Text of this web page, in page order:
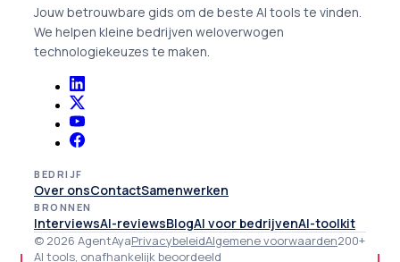
Jouw betrouwbare gids om de beste AI tools te vinden.
We helpen kleine bedrijven weloverwogen
technologiekeuzes te maken.
BEDRIJF
Over onsContactSamenwerken
BRONNEN
InterviewsAI-reviewsBlogAI voor bedrijvenAI-toolkit
© 2026 AgentAyaPrivacybeleidAlgemene voorwaarden200+
AI tools, onafhankelijk beoordeeld